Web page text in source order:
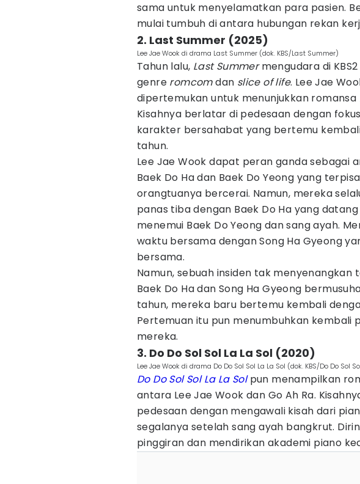
sama untuk menyelamatkan para pasien.
mulai tumbuh di antara hubungan rekan
2. Last Summer (2025)
Lee Jae Wook di drama Last Summer (dok. KBS/Last Summer)
Tahun lalu, Last Summermengudara di
genre romcomdan slice of life. Lee Jae
dipertemukan untuk menunjukkan romansa
Kisahnya berlatar di pedesaan dengan
karakter bersahabat yang bertemu
tahun.
Lee Jae Wook dapat peran ganda sebagai
Baek Do Ha dan Baek Do Yeong yang
orangtuanya bercerai. Namun, mereka
panas tiba dengan Baek Do Ha yang
menemui Baek Do Yeong dan sang ayah.
waktu bersama dengan Song Ha Gyeong
bersama.
Namun, sebuah insiden tak menyenangkan
Baek Do Ha dan Song Ha Gyeong
tahun, mereka baru bertemu kembali
Pertemuan itu pun menumbuhkan kembali
mereka.
3. Do Do Sol Sol La La Sol (2020)
Lee Jae Wook di drama Do Do Sol Sol La La Sol (dok. KBS/Do Do Sol
Do Do Sol Sol La La Solpun menampilkan
antara Lee Jae Wook dan Go Ah Ra.
pedesaan dengan mengawali kisah dari
segalanya setelah sang ayah bangkrut.
pinggiran dan mendirikan akademi piano